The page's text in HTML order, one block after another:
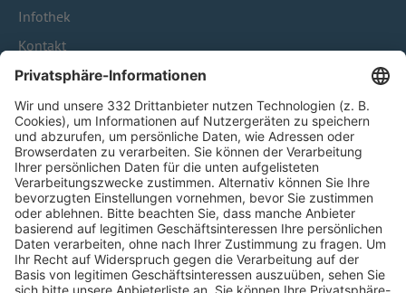
Infothek
Kontakt
HÄUFIG BESUCHTE SEITEN
Pässe und Vereinswechsel
Trainerausbildung
Schulungsangebot Vereinsmitarbeiter
BFV-Geschäftsstellen
Trainerbörse
Login SpielPlus